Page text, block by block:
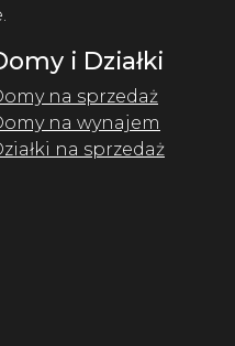
i Działki
na sprzedaż
na wynajem
na sprzedaż